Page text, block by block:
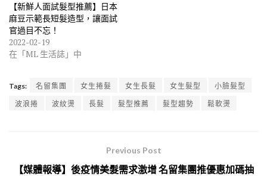
【新鮮人面試髮型推薦】日本
麻豆示範長短髮造型，讓面試
官過目不忘！
2022-02-19
在「ML 生活誌」中
Tags: 名留集團 女生捲髮 女生長髮 女生髮型
小臉髮型
波浪捲
波紋燙 長髮 髮型推薦 髮型趨勢 鬆軟燙
Previous Post
【媒體報導】後疫情美髮需求激增 名留集團推優惠加碼抽